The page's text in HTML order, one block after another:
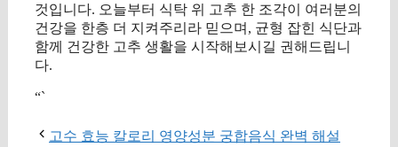
것입니다. 오늘부터 식탁 위 고추 한 조각이 여러분의
건강을 한층 더 지켜주리라 믿으며, 균형 잡힌 식단과
함께 건강한 고추 생활을 시작해보시길 권해드립니
다.
“`
고수 효능 칼로리 영양성분 궁합음식 완벽 해설